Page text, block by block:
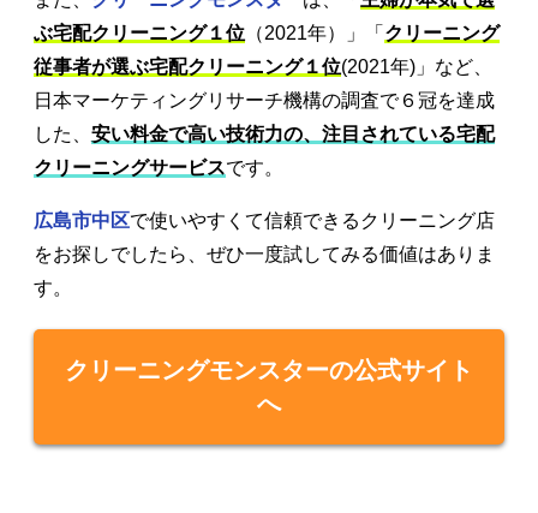
ぶ宅配クリーニング１位 （2021年）」「 クリーニング
従事者が選ぶ宅配クリーニング１位(2021年)」など、
日本マーケティングリサーチ機構の調査で６冠を達成
した、 安い料金で高い技術力の、注目されている宅配
クリーニングサービスです。
広島市中区で使いやすくて信頼できるクリーニング店
をお探しでしたら、ぜひ一度試してみる価値はありま
す。
クリーニングモンスターの公式サイト
へ